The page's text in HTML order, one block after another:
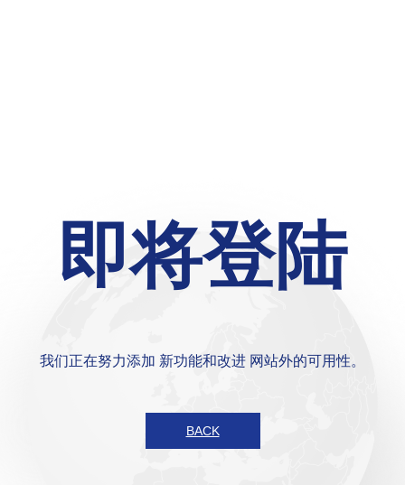
即将登陆
我们正在努力添加 新功能和改进 网站外的可用性。
BACK